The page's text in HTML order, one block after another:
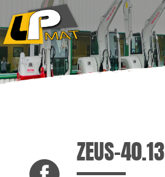
contenu
principal
ZEUS-40.13